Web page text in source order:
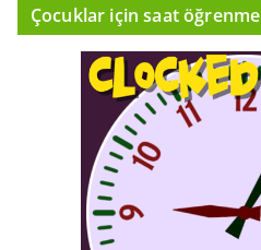
Çocuklar için saat öğrenme